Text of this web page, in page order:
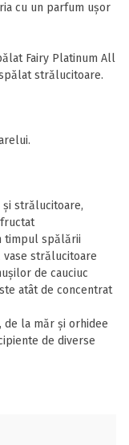
cu un parfum ușor
Fairy Platinum All
strălucitoare.
strălucitoare,
timpul spălării
strălucitoare
de cauciuc
atât de concentrat
la măr și orhidee
de diverse